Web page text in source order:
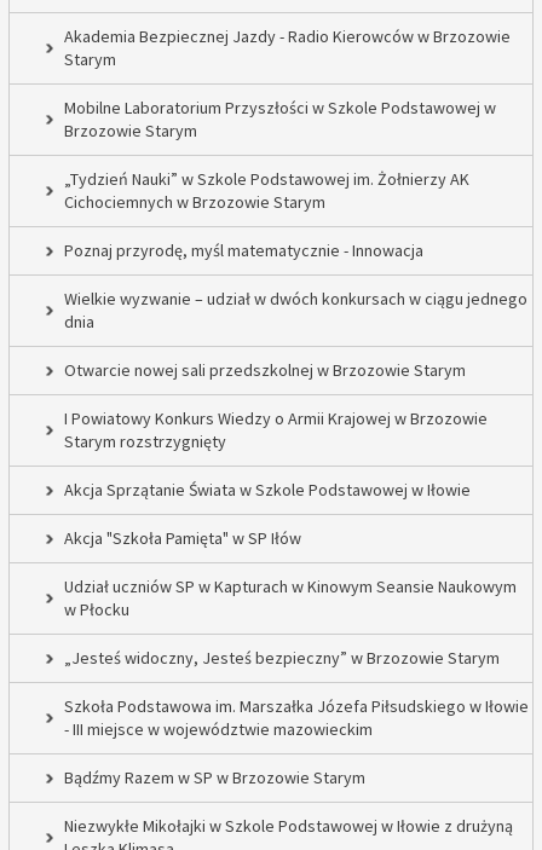
Akademia Bezpiecznej Jazdy - Radio Kierowców w Brzozowie
Starym
Mobilne Laboratorium Przyszłości w Szkole Podstawowej w
Brzozowie Starym
„Tydzień Nauki” w Szkole Podstawowej im. Żołnierzy AK
Cichociemnych w Brzozowie Starym
Poznaj przyrodę, myśl matematycznie - Innowacja
Wielkie wyzwanie – udział w dwóch konkursach w ciągu jednego
dnia
Otwarcie nowej sali przedszkolnej w Brzozowie Starym
I Powiatowy Konkurs Wiedzy o Armii Krajowej w Brzozowie
Starym rozstrzygnięty
Akcja Sprzątanie Świata w Szkole Podstawowej w Iłowie
Akcja "Szkoła Pamięta" w SP Iłów
Udział uczniów SP w Kapturach w Kinowym Seansie Naukowym
w Płocku
„Jesteś widoczny, Jesteś bezpieczny” w Brzozowie Starym
Szkoła Podstawowa im. Marszałka Józefa Piłsudskiego w Iłowie
- III miejsce w województwie mazowieckim
Bądźmy Razem w SP w Brzozowie Starym
Niezwykłe Mikołajki w Szkole Podstawowej w Iłowie z drużyną